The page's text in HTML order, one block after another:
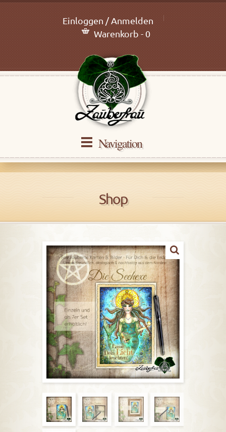
Einloggen / Anmelden
Warenkorb - 0
Navigation
Shop